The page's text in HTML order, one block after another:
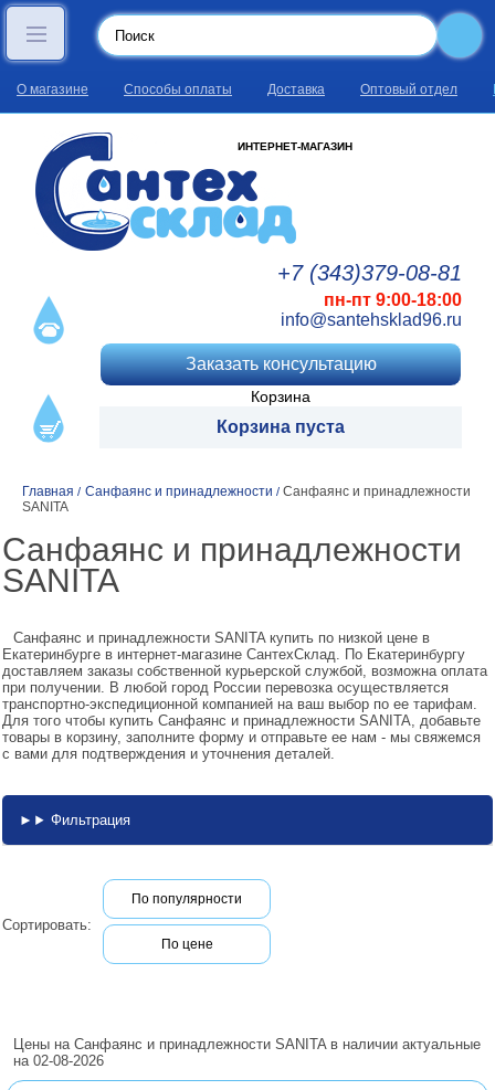
О магазине Способы оплаты Доставка Оптовый отдел
ИНТЕРНЕТ-МАГАЗИН
+7 (343)379-08-81
пн-пт 9:00-18:00
info@santehsklad96.ru
Заказать консультацию
Корзина
Корзина пуста
Главная / Санфаянс и принадлежности / Санфаянс и принадлежности
SANITA
Санфаянс и принадлежности
SANITA
Санфаянс и принадлежности SANITA купить по низкой цене в
Екатеринбурге в интернет-магазине СантехСклад. По Екатеринбургу
доставляем заказы собственной курьерской службой, возможна оплата
при получении. В любой город России перевозка осуществляется
транспортно-экспедиционной компанией на ваш выбор по ее тарифам.
Для того чтобы купить Санфаянс и принадлежности SANITA, добавьте
товары в корзину, заполните форму и отправьте ее нам - мы свяжемся
с вами для подтверждения и уточнения деталей.
Фильтрация
Сортировать:
По популярности
По цене
Цены на Санфаянс и принадлежности SANITA в наличии актуальные
на 02-08-2026